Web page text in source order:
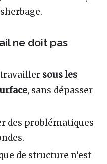
ne doit pas
sous les
, sans dépasser
des problématiques
de structure n’est